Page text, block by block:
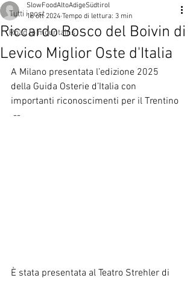
Tutti i post
Road to mountains
Riccardo Bosco del Boivin di
Levico Miglior Oste d'Italia
SlowFoodAltoAdigeSüdtirol
16 ott 2024 Tempo di lettura: 3 min
A Milano presentata l’edizione 2025
della Guida Osterie d’Italia con
importanti riconoscimenti per il Trentino
--
È stata presentata al Teatro Strehler di